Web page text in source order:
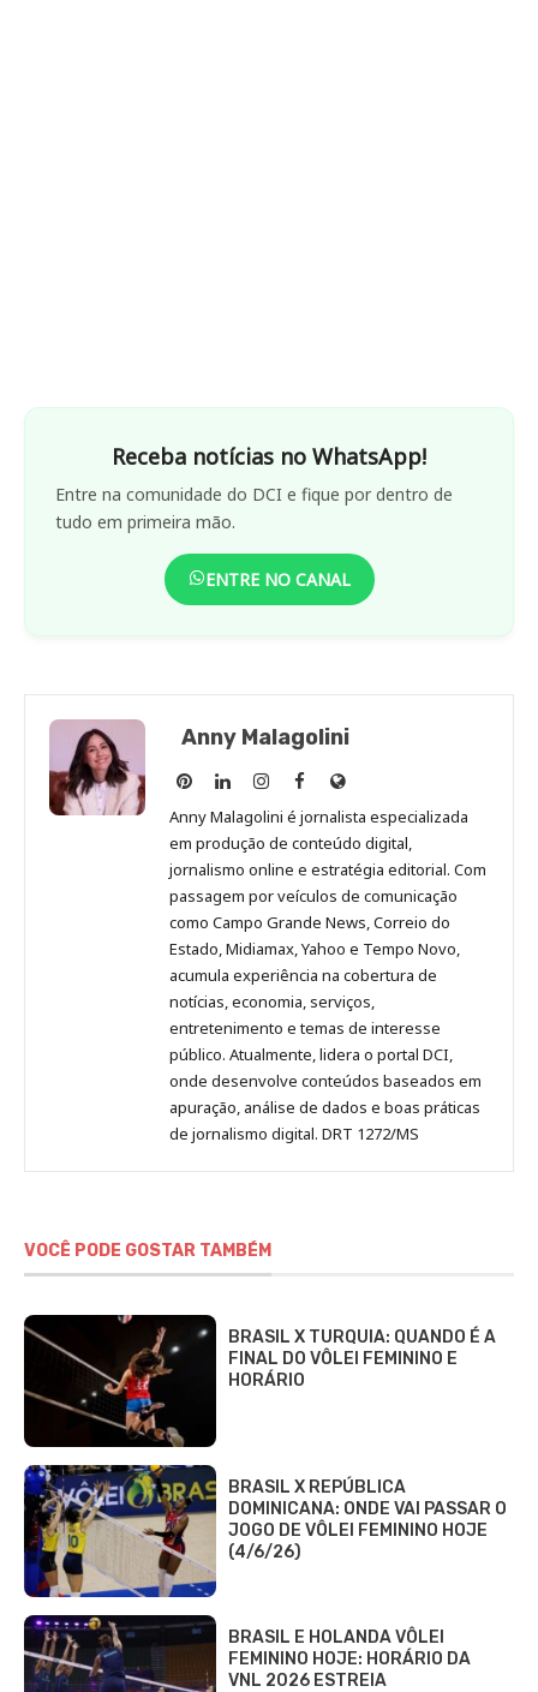
Receba notícias no WhatsApp!
Entre na comunidade do DCI e fique por dentro de
tudo em primeira mão.
ENTRE NO CANAL
Anny Malagolini
Anny
Malagolini
no
Pinterest
Anny
Malagolini
no
LinkedIn
Anny
Malagolini
no
Instagram
Anny
Malagolini
no
Facebook
Site
de
Anny
Malagolini
Anny Malagolini é jornalista especializada
em produção de conteúdo digital,
jornalismo online e estratégia editorial. Com
passagem por veículos de comunicação
como Campo Grande News, Correio do
Estado, Midiamax, Yahoo e Tempo Novo,
acumula experiência na cobertura de
notícias, economia, serviços,
entretenimento e temas de interesse
público. Atualmente, lidera o portal DCI,
onde desenvolve conteúdos baseados em
apuração, análise de dados e boas práticas
de jornalismo digital. DRT 1272/MS
VOCÊ PODE GOSTAR TAMBÉM
BRASIL X TURQUIA: QUANDO É A
FINAL DO VÔLEI FEMININO E
HORÁRIO
BRASIL X REPÚBLICA
DOMINICANA: ONDE VAI PASSAR O
JOGO DE VÔLEI FEMININO HOJE
(4/6/26)
BRASIL E HOLANDA VÔLEI
FEMININO HOJE: HORÁRIO DA
VNL 2026 ESTREIA